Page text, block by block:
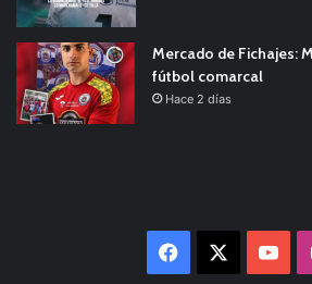
Mercado de Fichajes:
fútbol comarcal
Hace 2 días
Facebook